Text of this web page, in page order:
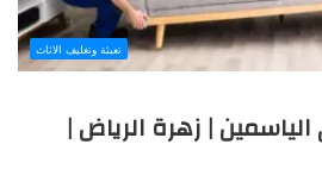
تعبئة وتغليف الاثاث
| زهرة الرياض |